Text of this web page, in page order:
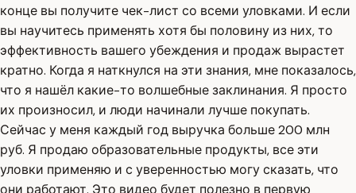
конце вы получите чек-лист со всеми уловками. И если
вы научитесь применять хотя бы половину из них, то
эффективность вашего убеждения и продаж вырастет
кратно. Когда я наткнулся на эти знания, мне показалось,
что я нашёл какие-то волшебные заклинания. Я просто
их произносил, и люди начинали лучше покупать.
Сейчас у меня каждый год выручка больше 200 млн
руб. Я продаю образовательные продукты, все эти
уловки применяю и с уверенностью могу сказать, что
они работают. Это видео будет полезно в первую